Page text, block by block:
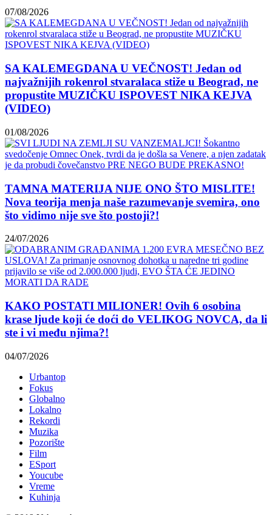
07/08/2026
SA KALEMEGDANA U VEČNOST! Jedan od
najvažnijih rokenrol stvaralaca stiže u Beograd, ne
propustite MUZIČKU ISPOVEST NIKA KEJVA
(VIDEO)
01/08/2026
TAMNA MATERIJA NIJE ONO ŠTO MISLITE!
Nova teorija menja naše razumevanje svemira, ono
što vidimo nije sve što postoji?!
24/07/2026
KAKO POSTATI MILIONER! Ovih 6 osobina
krase ljude koji će doći do VELIKOG NOVCA, da li
ste i vi među njima?!
04/07/2026
Urbantop
Fokus
Globalno
Lokalno
Rekordi
Muzika
Pozorište
Film
ESport
Youcube
Vreme
Kuhinja